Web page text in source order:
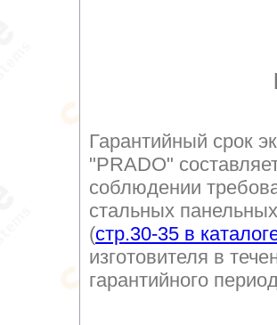
Гарантийный срок
"PRADO"
соблюдении
стальных
(стр.30-35 в
изготовителя в
гарантийного